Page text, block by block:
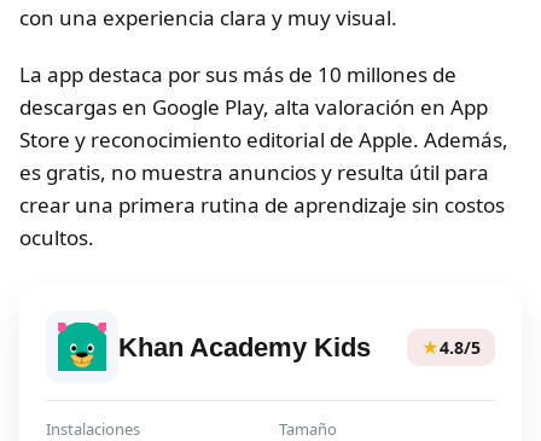
con una experiencia clara y muy visual.
La app destaca por sus más de 10 millones de
descargas en Google Play, alta valoración en App
Store y reconocimiento editorial de Apple. Además,
es gratis, no muestra anuncios y resulta útil para
crear una primera rutina de aprendizaje sin costos
ocultos.
Khan Academy Kids ★4.8/5
Instalaciones Tamaño